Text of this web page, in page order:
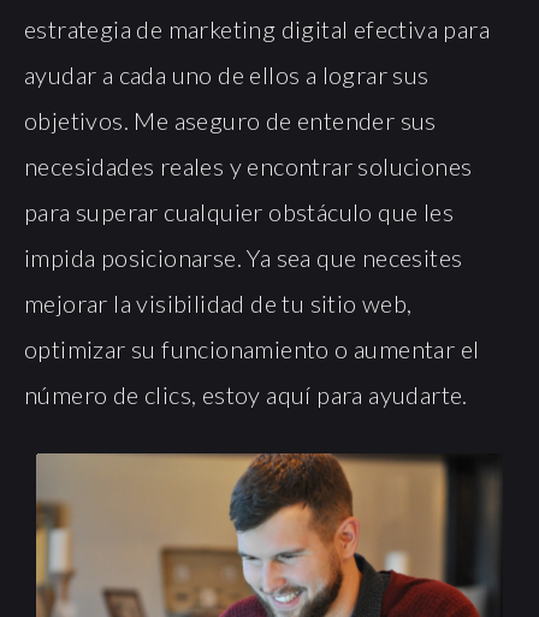
estrategia de marketing digital efectiva para
ayudar a cada uno de ellos a lograr sus
objetivos. Me aseguro de entender sus
necesidades reales y encontrar soluciones
para superar cualquier obstáculo que les
impida posicionarse. Ya sea que necesites
mejorar la visibilidad de tu sitio web,
optimizar su funcionamiento o aumentar el
número de clics, estoy aquí para ayudarte.